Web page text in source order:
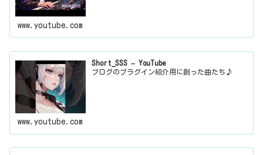
www.youtube.com
Short_SSS – YouTube
ブログのプラグイン紹介用に創った曲たち♪
www.youtube.com